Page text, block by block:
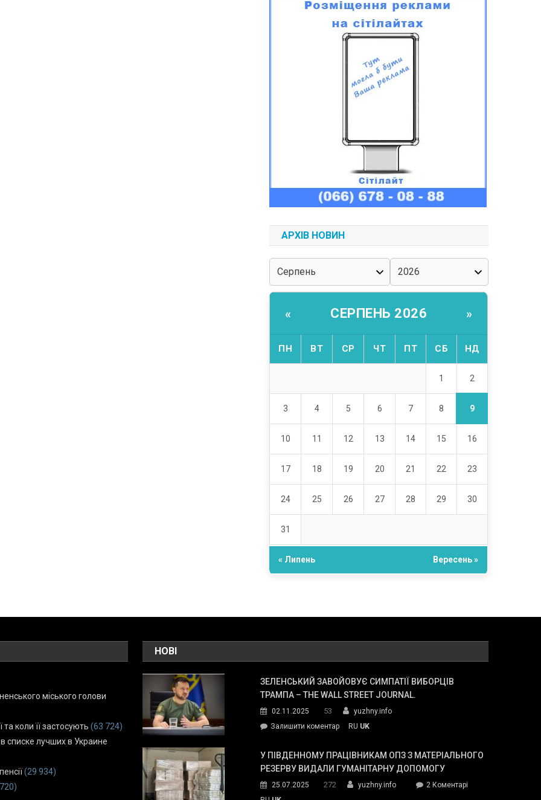
АРХІВ НОВИН
« СЕРПЕНЬ 2026 »
ПН ВТ СР ЧТ ПТ СБ НД
1 2
3 4 5 6 7 8 9
10 11 12 13 14 15 16
17 18 19 20 21 22 23
24 25 26 27 28 29 30
31
« Липень Вересень »
міського голови
коли її застосують (63 724)
списке лучших в Украине
(29 934)
НОВІ
ЗЕЛЕНСЬКИЙ ЗАВОЙОВУЄ СИМПАТІЇ ВИБОРЦІВ
ТРАМПА – THE WALL STREET JOURNAL.
02.11.2025 53
yuzhny.info
Залишити коментарon
завойовує
симпатії
Трампа
RU UK
У ПІВДЕННОМУ ПРАЦІВНИКАМ ОПЗ З МАТЕРІАЛЬНОГО
РЕЗЕРВУ ВИДАЛИ ГУМАНІТАРНУ ДОПОМОГУ
25.07.2025 272 yuzhny.info 2 Коментарідо